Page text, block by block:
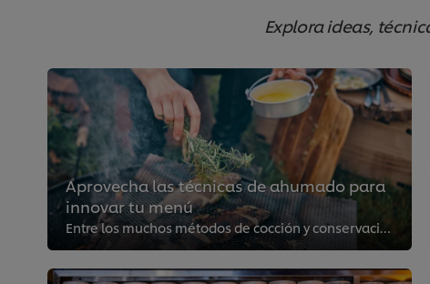
Explora ideas,
Aprovecha las técnicas de ahumado para
innovar tu menú
Entre los muchos métodos de cocción y conservación en la cocina, las técnicas de ahumado son de las más antiguas y eficientes. ...